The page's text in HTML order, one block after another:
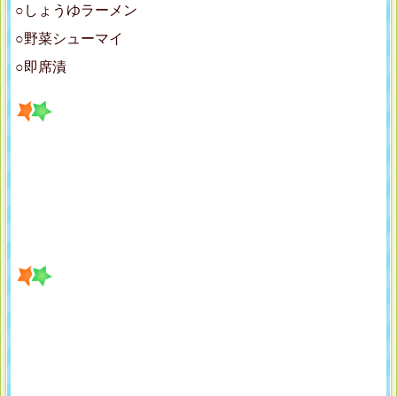
○しょうゆラーメン
○野菜シューマイ
○即席漬